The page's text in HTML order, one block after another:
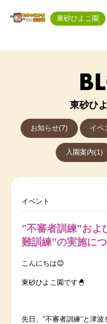
東砂ひよこ園
東砂ひ
お知らせ(7) イベ
入園案内(1)
イベント
”不審者訓練”およ
難訓練”の実施に
こんにちは😊
東砂ひよこ園です🐣
先日、”不審者訓練”と津波